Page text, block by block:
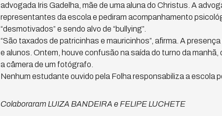
advogada Iris Gadelha, mãe de uma aluna do Christus. A
representantes da escola e pediram acompanhamento
“desmotivados” e sendo alvo de “bullying”.
“São taxados de patricinhas e mauricinhos”, afirma. A
e alunos. Ontem, houve confusão na saída do turno da
a câmera de um fotógrafo.
Nenhum estudante ouvido pela Folha responsabiliza a escola
Colaboraram LUIZA BANDEIRA e FELIPE LUCHETE